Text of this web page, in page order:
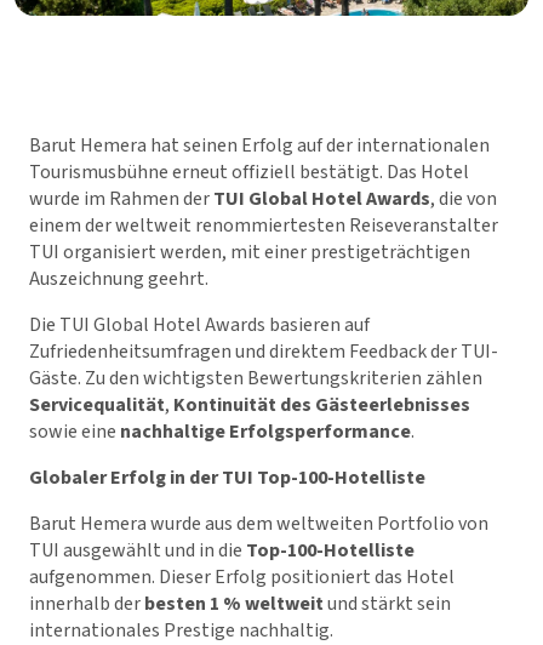
Barut Hemera hat seinen Erfolg auf der internationalen
Tourismusbühne erneut offiziell bestätigt. Das Hotel
wurde im Rahmen derTUI Global Hotel Awards, die von
einem der weltweit renommiertesten Reiseveranstalter
TUI organisiert werden, mit einer prestigeträchtigen
Auszeichnung geehrt.
Die TUI Global Hotel Awards basieren auf
Zufriedenheitsumfragen und direktem Feedback der TUI-
Gäste. Zu den wichtigsten Bewertungskriterien zählen
Servicequalität, Kontinuität des Gästeerlebnisses
sowie eine nachhaltige Erfolgsperformance.
Globaler Erfolg in der TUI Top-100-Hotelliste
Barut Hemera wurde aus dem weltweiten Portfolio von
TUI ausgewählt und in die Top-100-Hotelliste
aufgenommen. Dieser Erfolg positioniert das Hotel
innerhalb derbesten 1 % weltweitund stärkt sein
internationales Prestige nachhaltig.